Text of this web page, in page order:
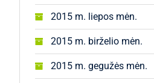
2015 m. liepos mėn.
2015 m. birželio mėn.
2015 m. gegužės mėn.